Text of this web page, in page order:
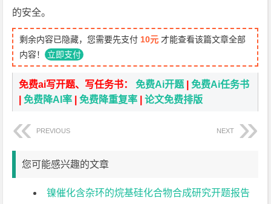
的安全。
剩余内容已隐藏，您需要先支付 10元 才能查看该篇文章全部
内容！ 立即支付
免费ai写开题、写任务书：免费Ai开题 |免费Ai任务书
|免费降AI率 |免费降重复率 |论文免费排版
PREVIOUS NEXT
您可能感兴趣的文章
镍催化含杂环的烷基硅化合物合成研究开题报告